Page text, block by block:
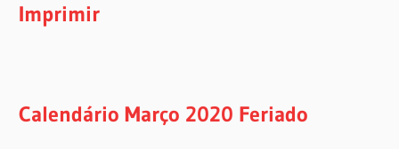
Imprimir
Calendário Março 2020 Feriado